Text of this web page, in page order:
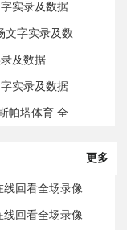
实录及数据
文字实录及数
及数据
实录及数据
帕塔体育 全
更多
线回看全场录像
线回看全场录像